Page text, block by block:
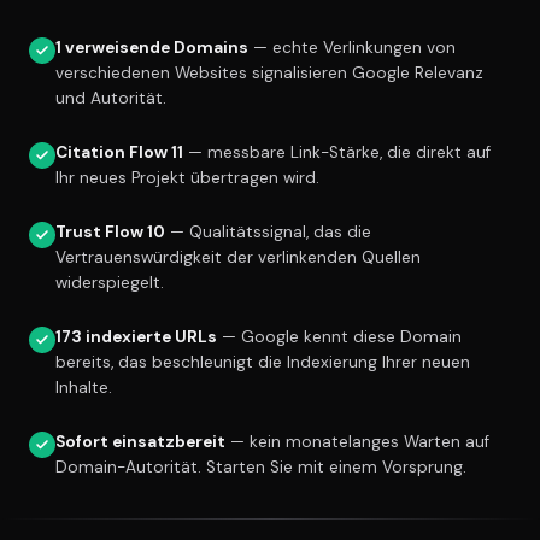
1 verweisende Domains — echte Verlinkungen von
verschiedenen Websites signalisieren Google Relevanz
und Autorität.
Citation Flow 11 — messbare Link-Stärke, die direkt auf
Ihr neues Projekt übertragen wird.
Trust Flow 10 — Qualitätssignal, das die
Vertrauenswürdigkeit der verlinkenden Quellen
widerspiegelt.
173 indexierte URLs — Google kennt diese Domain
bereits, das beschleunigt die Indexierung Ihrer neuen
Inhalte.
Sofort einsatzbereit — kein monatelanges Warten auf
Domain-Autorität. Starten Sie mit einem Vorsprung.